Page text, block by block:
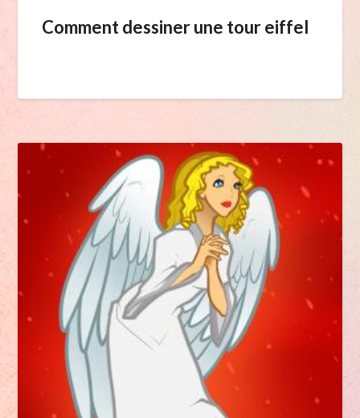
Comment dessiner une tour eiffel